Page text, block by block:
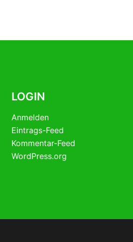
LOGIN
Anmelden
Eintrags-Feed
Kommentar-Feed
WordPress.org